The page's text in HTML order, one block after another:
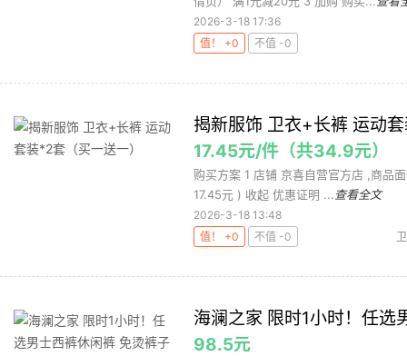
2026-3-18 17:36
值！ +0
不值 -0
揭新服饰 卫衣+长裤 运动
17.45元/件（共34.9元）
购买方案 1 店铺 京喜自营官方店 ,商品
17.45元 ) 收起 优惠证明 ... 查看全文
2026-3-18 13:48
值！ +0
不值 -0
海澜之家 限时1小时！任选
98.5元